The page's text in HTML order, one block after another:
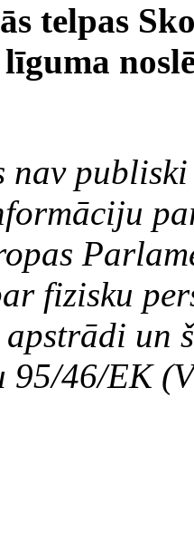
telpas
nav
fizisku
apstrādi
95/46/EK